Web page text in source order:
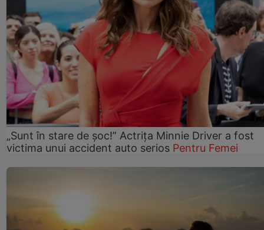
„Sunt în stare de șoc!” Actrița Minnie Driver a fost
victima unui accident auto serios Pentru Femei